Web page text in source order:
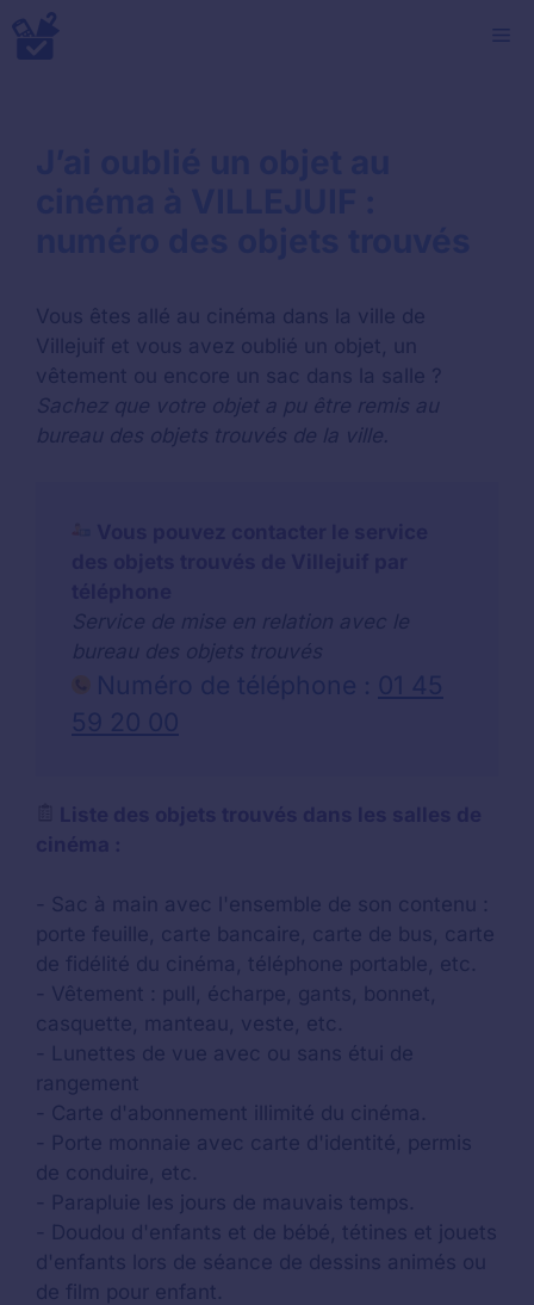
Aller
au
Vous êtes allé au cinéma dans la ville de
Villejuif et vous avez oublié un objet, un
vêtement ou encore un sac dans la salle ?
Sachez que votre objet a pu être remis au
bureau des objets trouvés de la ville.
- Sac à main avec l'ensemble de son contenu :
porte feuille, carte bancaire, carte de bus, carte
de fidélité du cinéma, téléphone portable, etc.
- Vêtement : pull, écharpe, gants, bonnet,
casquette, manteau, veste, etc.
- Lunettes de vue avec ou sans étui de
rangement
- Carte d'abonnement illimité du cinéma.
- Porte monnaie avec carte d'identité, permis
de conduire, etc.
- Parapluie les jours de mauvais temps.
- Doudou d'enfants et de bébé, tétines et jouets
d'enfants lors de séance de dessins animés ou
de film pour enfant.